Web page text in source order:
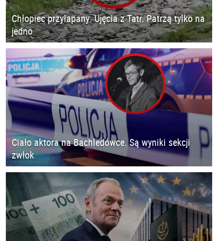
Chłopiec przyłapany. Ujęcia z Tatr. Patrzą tylko na
jedno
Ciało aktora na Bachledówce. Są wyniki sekcji
zwłok